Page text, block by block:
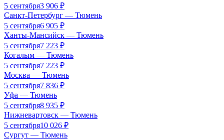
5 сентября3 906 ₽
Санкт-Петербург — Тюмень
5 сентября6 905 ₽
Ханты-Мансийск — Тюмень
5 сентября7 223 ₽
Когалым — Тюмень
5 сентября7 223 ₽
Москва — Тюмень
5 сентября7 836 ₽
Уфа — Тюмень
5 сентября8 935 ₽
Нижневартовск — Тюмень
5 сентября10 026 ₽
Сургут — Тюмень